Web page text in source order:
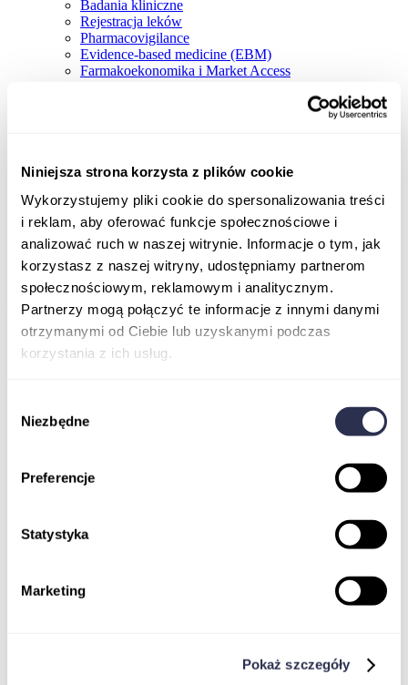
Niniejsza strona korzysta z plików cookie
Wykorzystujemy pliki cookie do spersonalizowania treści
i reklam, aby oferować funkcje społecznościowe i
analizować ruch w naszej witrynie. Informacje o tym, jak
korzystasz z naszej witryny, udostępniamy partnerom
społecznościowym, reklamowym i analitycznym.
Partnerzy mogą połączyć te informacje z innymi danymi
otrzymanymi od Ciebie lub uzyskanymi podczas
korzystania z ich usług.
zgody
Niezbędne
Preferencje
Statystyka
Marketing
Pokaż szczegóły
Badania kliniczne
Rejestracja leków
Pharmacovigilance
Evidence-based medicine (EBM)
Farmakoekonomika i Market Access
Znak jakości IPI
Podcasty
Newsletter
FAQ
Szkolenia online dla pracowników
Kontakt
Kupuję kurs